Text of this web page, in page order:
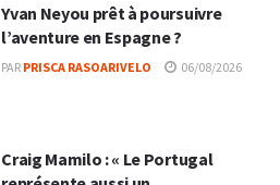
Yvan Neyou prêt à poursuivre
l’aventure en Espagne ?
PAR PRISCA RASOARIVELO 06/08/2026
Craig Mamilo : « Le Portugal